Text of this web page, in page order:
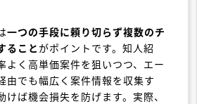
一つの手段に頼り切らず複数のチ
ること がポイントです。知人紹
よく高単価案件を狙いつつ、エー
由でも幅広く案件情報を収集す
けば機会損失を防げます。実際、